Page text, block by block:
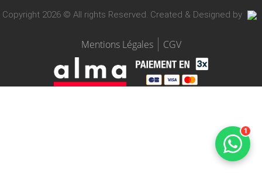
Copyright 2026 © All rights Reserved. Created & Designed by
Mentions Légales CGV
1